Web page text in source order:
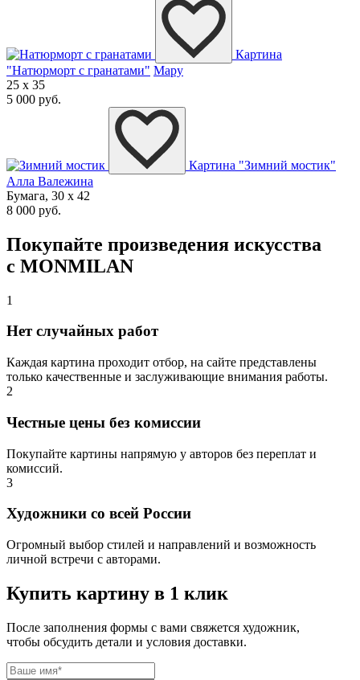
Картина
"Натюрморт с гранатами" Мару
25 x 35
5 000 руб.
Картина "Зимний мостик"
Алла Валежина
Бумага, 30 x 42
8 000 руб.
Покупайте произведения искусства
с MONMILAN
1
Нет случайных работ
Каждая картина проходит отбор, на сайте представлены
только качественные и заслуживающие внимания работы.
2
Честные цены без комиссии
Покупайте картины напрямую у авторов без переплат и
комиссий.
3
Художники со всей России
Огромный выбор стилей и направлений и возможность
личной встречи с авторами.
Купить картину в 1 клик
После заполнения формы с вами свяжется художник,
чтобы обсудить детали и условия доставки.